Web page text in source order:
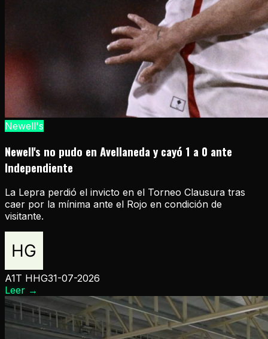
Newell's
Newell's no pudo en Avellaneda y cayó 1 a 0 ante
Independiente
La Lepra perdió el invicto en el Torneo Clausura tras
caer por la mínima ante el Rojo en condición de
visitante.
A1T HHG31-07-2026
Leer →